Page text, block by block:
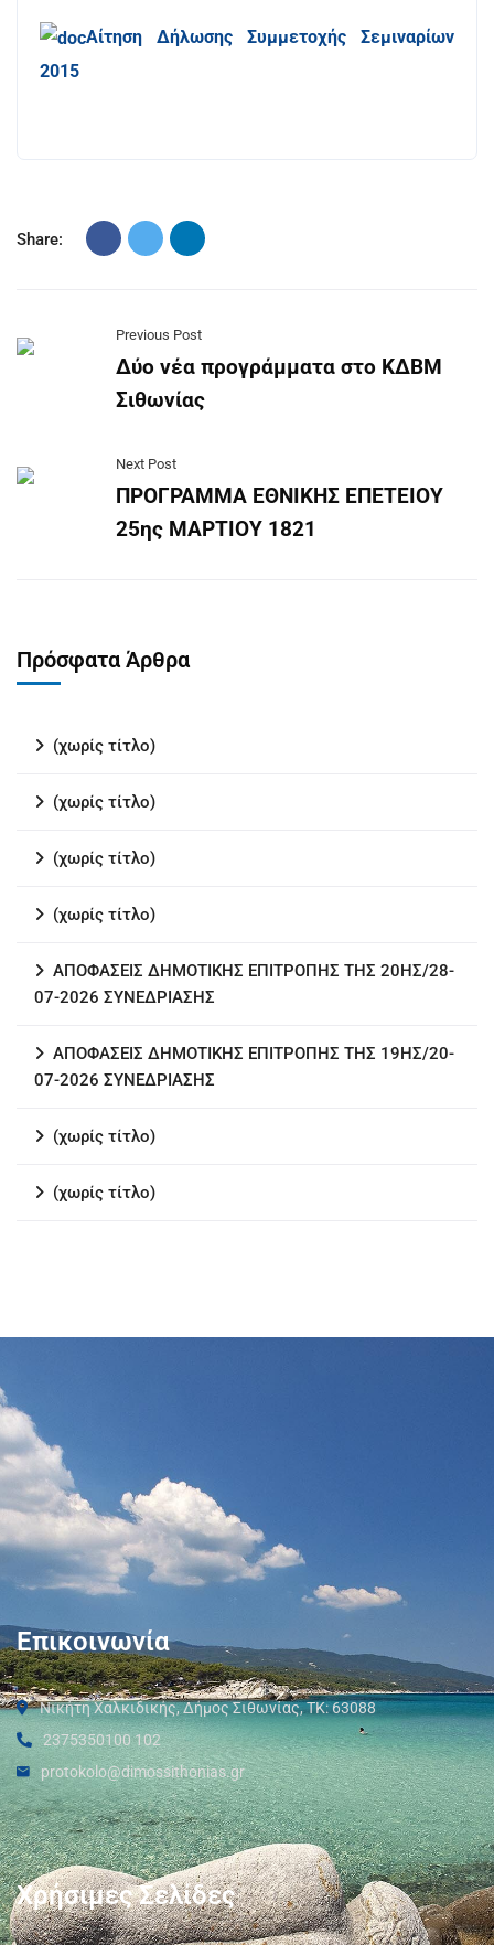
Αίτηση Δήλωσης Συμμετοχής Σεμιναρίων
2015
Share:
Previous Post
Δύο νέα προγράμματα στο ΚΔΒΜ
Σιθωνίας
Next Post
ΠΡΟΓΡΑΜΜΑ ΕΘΝΙΚΗΣ ΕΠΕΤΕΙΟΥ
25ης ΜΑΡΤΙΟΥ 1821
Πρόσφατα Άρθρα
(χωρίς τίτλο)
(χωρίς τίτλο)
(χωρίς τίτλο)
(χωρίς τίτλο)
ΑΠΟΦΑΣΕΙΣ ΔΗΜΟΤΙΚΗΣ ΕΠΙΤΡΟΠΗΣ ΤΗΣ 20ΗΣ/28-
07-2026 ΣΥΝΕΔΡΙΑΣΗΣ
ΑΠΟΦΑΣΕΙΣ ΔΗΜΟΤΙΚΗΣ ΕΠΙΤΡΟΠΗΣ ΤΗΣ 19ΗΣ/20-
07-2026 ΣΥΝΕΔΡΙΑΣΗΣ
(χωρίς τίτλο)
(χωρίς τίτλο)
Επικοινωνία
Νικήτη Χαλκιδικής, Δήμος Σιθωνίας, ΤΚ: 63088
2375350100 102
protokolo@dimossithonias.gr
Χρήσιμες Σελίδες